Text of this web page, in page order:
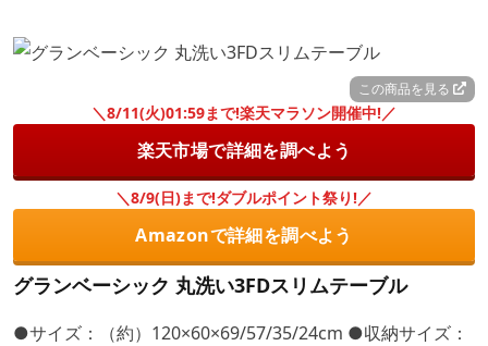
この商品を見る
＼8/11(火)01:59まで!楽天マラソン開催中!／
楽天市場で詳細を調べよう
＼8/9(日)まで!ダブルポイント祭り!／
Amazonで詳細を調べよう
グランベーシック 丸洗い3FDスリムテーブル
●サイズ：（約）120×60×69/57/35/24cm ●収納サイズ：